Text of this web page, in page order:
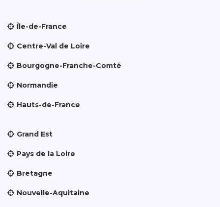
Île-de-France
Centre-Val de Loire
Bourgogne-Franche-Comté
Normandie
Hauts-de-France
Grand Est
Pays de la Loire
Bretagne
Nouvelle-Aquitaine